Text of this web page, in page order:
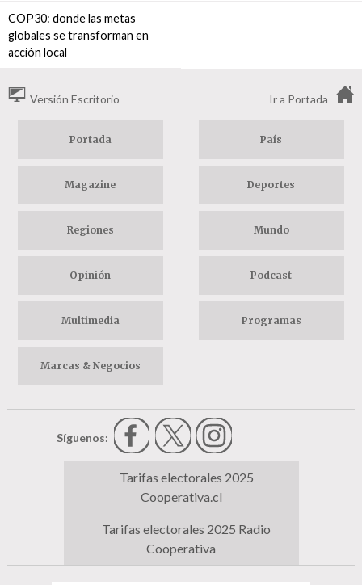
COP30: donde las metas
globales se transforman en
acción local
Versión Escritorio Ir a Portada
Portada País
Magazine Deportes
Regiones Mundo
Opinión Podcast
Multimedia Programas
Marcas & Negocios
Síguenos:
Tarifas electorales 2025
Cooperativa.cl
Tarifas electorales 2025 Radio
Cooperativa